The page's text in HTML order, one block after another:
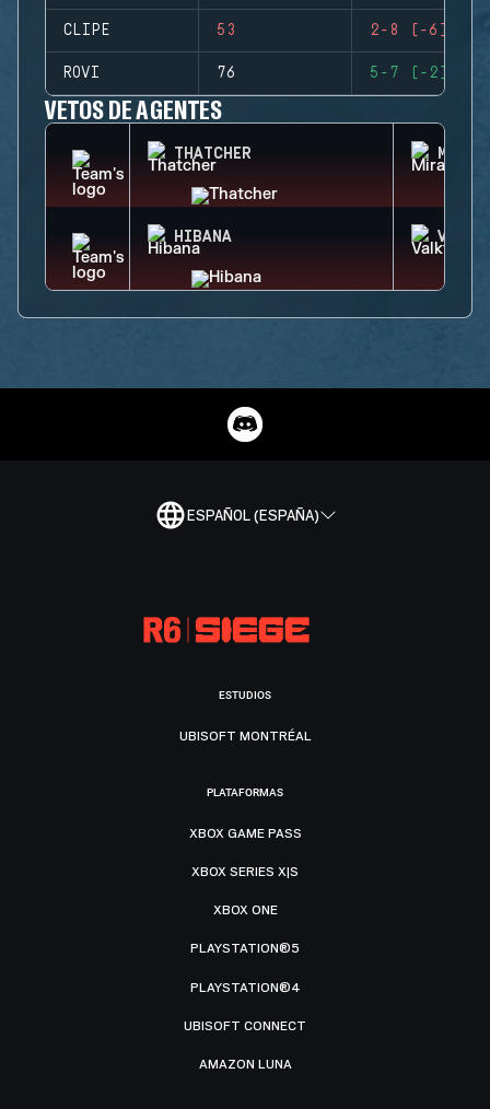
CLIPE 53 2-8 (-6)
ROVI 76 5-7 (-2)
VETOS DE AGENTES
THATCHER MIRA
HIBANA
ESPAÑOL (ESPAÑA)
ESTUDIOS
UBISOFT MONTRÉAL
PLATAFORMAS
XBOX GAME PASS
XBOX SERIES X|S
XBOX ONE
PLAYSTATION®5
PLAYSTATION®4
UBISOFT CONNECT
AMAZON LUNA